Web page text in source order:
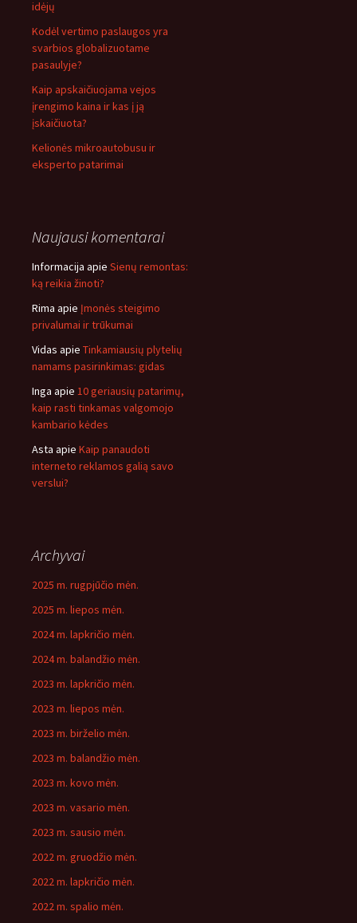
idėjų
Kodėl vertimo paslaugos yra
svarbios globalizuotame
pasaulyje?
Kaip apskaičiuojama vejos
įrengimo kaina ir kas į ją
įskaičiuota?
Kelionės mikroautobusu ir
eksperto patarimai
Naujausi komentarai
Informacija apie Sienų remontas:
ką reikia žinoti?
Rima apie Įmonės steigimo
privalumai ir trūkumai
Vidas apie Tinkamiausių plytelių
namams pasirinkimas: gidas
Inga apie 10 geriausių patarimų,
kaip rasti tinkamas valgomojo
kambario kėdes
Asta apie Kaip panaudoti
interneto reklamos galią savo
verslui?
Archyvai
2025 m. rugpjūčio mėn.
2025 m. liepos mėn.
2024 m. lapkričio mėn.
2024 m. balandžio mėn.
2023 m. lapkričio mėn.
2023 m. liepos mėn.
2023 m. birželio mėn.
2023 m. balandžio mėn.
2023 m. kovo mėn.
2023 m. vasario mėn.
2023 m. sausio mėn.
2022 m. gruodžio mėn.
2022 m. lapkričio mėn.
2022 m. spalio mėn.